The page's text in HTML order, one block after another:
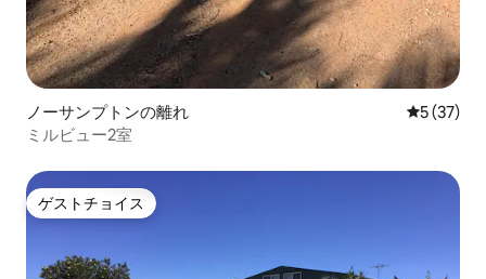
ノーサンプトンの離れ レビュー
5 (37)
ミルビュー2室
ゲストチョイス
ゲストチョイス